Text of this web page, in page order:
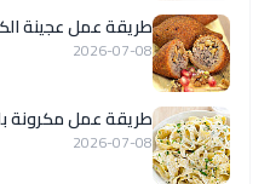
طريقة عمل عجينة
2026-07-08
طريقة عمل مكرونة
2026-07-08